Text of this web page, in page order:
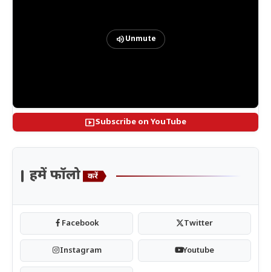
volume_upUnmute
smart_displaySubscribe on YouTube
हमें फॉलो करें
Facebook Twitter
Instagram Youtube